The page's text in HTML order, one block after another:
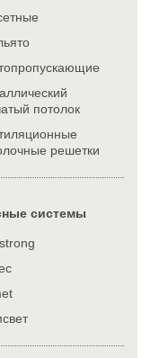
потолок
решетки
системы